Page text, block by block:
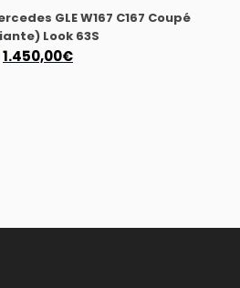
é:
870,00€.
GLE W167 C167 Coupé
Look 63S
O
1.450,00€O